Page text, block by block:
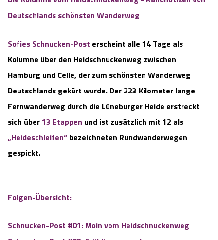
Deutschlands schönsten Wanderweg
Sofies Schnucken-Post erscheint alle 14 Tage als
Kolumne über den Heidschnuckenweg zwischen
Hamburg und Celle, der zum schönsten Wanderweg
Deutschlands gekürt wurde. Der 223 Kilometer lange
Fernwanderweg durch die Lüneburger Heide erstreckt
sich über13 Etappen und ist zusätzlich mit 12 als
„Heideschleifen“ bezeichneten Rundwanderwegen
gespickt.
Folgen-Übersicht:
Schnucken-Post #01: Moin vom Heidschnuckenweg